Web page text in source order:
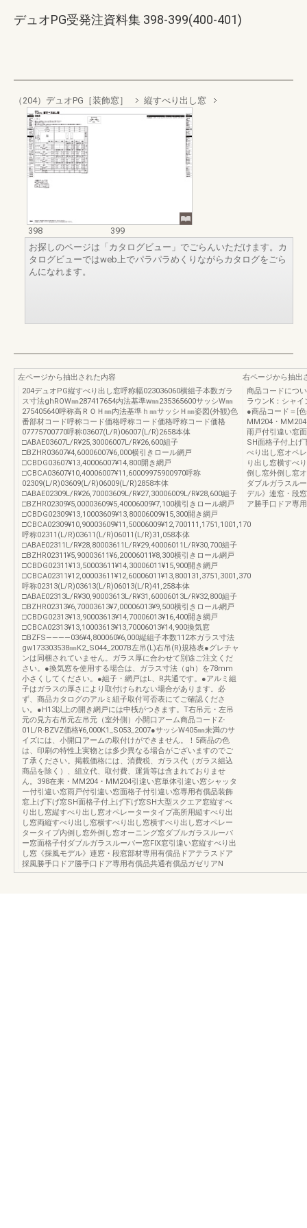
デュオPG受発注資料集 398-399(400-401)
（204）デュオPG［装飾窓］ 縦すべり出し窓
398
399
お探しのページは「カタログビュー」でごらんいただけます。カ
タログビューではweb上でパラパラめくりながらカタログをごら
んになれます。
左ページから抽出された内容
204デュオPG縦すべり出し窓呼称幅023036060横組子本数ガラ
ス寸法ghROW㎜287417654内法基準w㎜235365600サッシW㎜
275405640呼称高ＲＯＨ㎜内法基準ｈ㎜サッシＨ㎜姿図(外観)色
番部材コード呼称コード価格呼称コード価格呼称コード価格
07775700770呼称03607(L/R)06007(L/R)2658本体
□ABAE03607L/R¥25,30006007L/R¥26,600組子
□BZHR03607¥4,60006007¥6,000横引きロール網戸
□CBDG03607¥13,40006007¥14,800開き網戸
□CBCA03607¥10,40006007¥11,60009975900970呼称
02309(L/R)03609(L/R)06009(L/R)2858本体
□ABAE02309L/R¥26,70003609L/R¥27,30006009L/R¥28,600組子
□BZHR02309¥5,00003609¥5,40006009¥7,100横引きロール網戸
□CBDG02309¥13,10003609¥13,80006009¥15,300開き網戸
□CBCA02309¥10,90003609¥11,50006009¥12,700111,1751,1001,170
呼称02311(L/R)03611(L/R)06011(L/R)31,058本体
□ABAE02311L/R¥28,80003611L/R¥29,40006011L/R¥30,700組子
□BZHR02311¥5,90003611¥6,20006011¥8,300横引きロール網戸
□CBDG02311¥13,50003611¥14,30006011¥15,900開き網戸
□CBCA02311¥12,00003611¥12,60006011¥13,800131,3751,3001,370
呼称02313(L/R)03613(L/R)06013(L/R)41,258本体
□ABAE02313L/R¥30,90003613L/R¥31,60006013L/R¥32,800組子
□BZHR02313¥6,70003613¥7,00006013¥9,500横引きロール網戸
□CBDG02313¥13,90003613¥14,70006013¥16,400開き網戸
□CBCA02313¥13,10003613¥13,70006013¥14,900換気窓
□BZFS――――036¥4,800060¥6,000縦組子本数112本ガラス寸法
gw173303538㎜K2_S044_2007B左吊(L)右吊(R)規格表●グレチャ
ンは同梱されていません。ガラス厚に合わせて別途ご注文くだ
さい。●換気窓を使用する場合は、ガラス寸法（gh）を78mm
小さくしてください。●組子・網戸はL、R共通です。●アルミ組
子はガラスの厚さにより取付けられない場合があります。必
ず、商品カタログのアルミ組子取付可否表にてご確認くださ
い。●H13以上の開き網戸には中桟がつきます。T右吊元・左吊
元の見方右吊元左吊元（室外側）小開口アーム商品コードZ-
01L/R-BZVZ価格¥6,000K1_S053_2007●サッシW405㎜未満のサ
イズには、小開口アームの取付けができません。！5商品の色
は、印刷の特性上実物とは多少異なる場合がございますのでご
了承ください。掲載価格には、消費税、ガラス代（ガラス組込
商品を除く）、組立代、取付費、運賃等は含まれておりませ
ん。398在来・MM204・MM204引違い窓単体引違い窓シャッタ
ー付引違い窓雨戸付引違い窓面格子付引違い窓専用有償品装飾
窓上げ下げ窓SH面格子付上げ下げ窓SH大型スクエア窓縦すべ
り出し窓縦すべり出し窓オペレータータイプ高所用縦すべり出
し窓両縦すべり出し窓横すべり出し窓横すべり出し窓オペレー
タータイプ内倒し窓外倒し窓オーニング窓ダブルガラスルーバ
ー窓面格子付ダブルガラスルーバー窓FIX窓引違い窓縦すべり出
し窓《採風モデル》連窓・段窓部材専用有償品ドアテラスドア
採風勝手口ドア勝手口ドア専用有償品共通有償品ガゼリアN
右ページから抽出
商品コードにつ
ラウンK：シャ
●商品コード＝[
MM204・
雨戸付引違い窓
SH面格子付上げ
べり出し窓オペ
り出し窓横すべ
倒し窓外倒し窓
ダブルガラスル
デル》連窓・段
ア勝手口ドア専